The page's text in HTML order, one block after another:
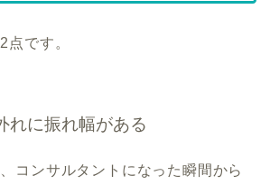
点です。
れに振れ幅がある
コンサルタントになった瞬間から